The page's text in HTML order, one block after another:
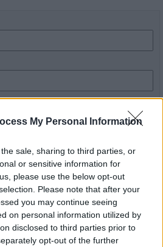
My Personal Information
sale, sharing to third parties, or
or sensitive information for
please use the below opt-out
Please note that after your
you may continue seeing
on personal information utilized by
disclosed to third parties prior to
opt-out of the further
hírek
az eső a Duna vízgyűjtőjére